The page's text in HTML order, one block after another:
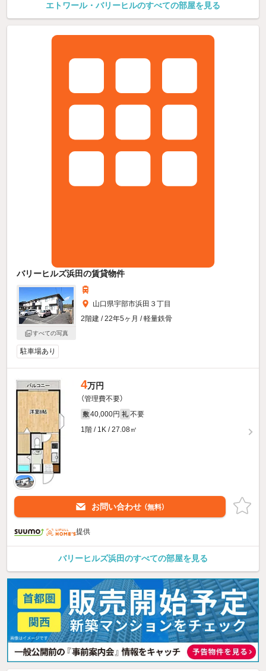
エトワール・バリーヒルのすべての部屋を見る
バリーヒルズ浜田の賃貸物件
すべての写真
山口県宇部市浜田３丁目
2階建 / 22年5ヶ月 / 軽量鉄骨
駐車場あり
4万円
（管理費不要）
敷 40,000円 礼 不要
1階 / 1K / 27.08㎡
お問い合わせ （無料）
提供
バリーヒルズ浜田のすべての部屋を見る